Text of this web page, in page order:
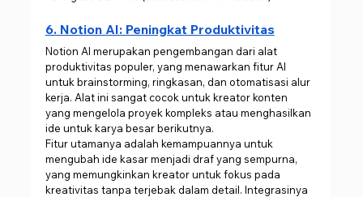
6. Notion AI: Peningkat Produktivitas
Notion AI merupakan pengembangan dari alat
produktivitas populer, yang menawarkan fitur AI
untuk brainstorming, ringkasan, dan otomatisasi alur
kerja. Alat ini sangat cocok untuk kreator konten
yang mengelola proyek kompleks atau menghasilkan
ide untuk karya besar berikutnya.
Fitur utamanya adalah kemampuannya untuk
mengubah ide kasar menjadi draf yang sempurna,
yang memungkinkan kreator untuk fokus pada
kreativitas tanpa terjebak dalam detail. Integrasinya